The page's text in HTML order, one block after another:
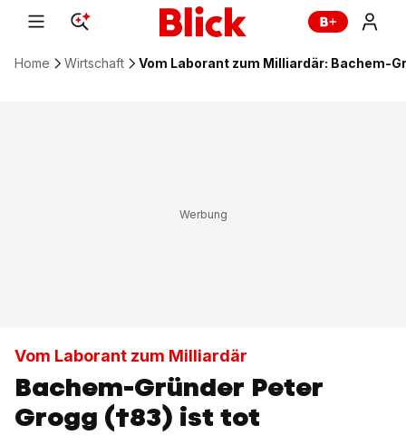
Home Wirtschaft Vom Laborant zum Milliardär: Bachem-
Vom Laborant zum Milliardär
Bachem-Gründer Peter
Grogg (†83) ist tot